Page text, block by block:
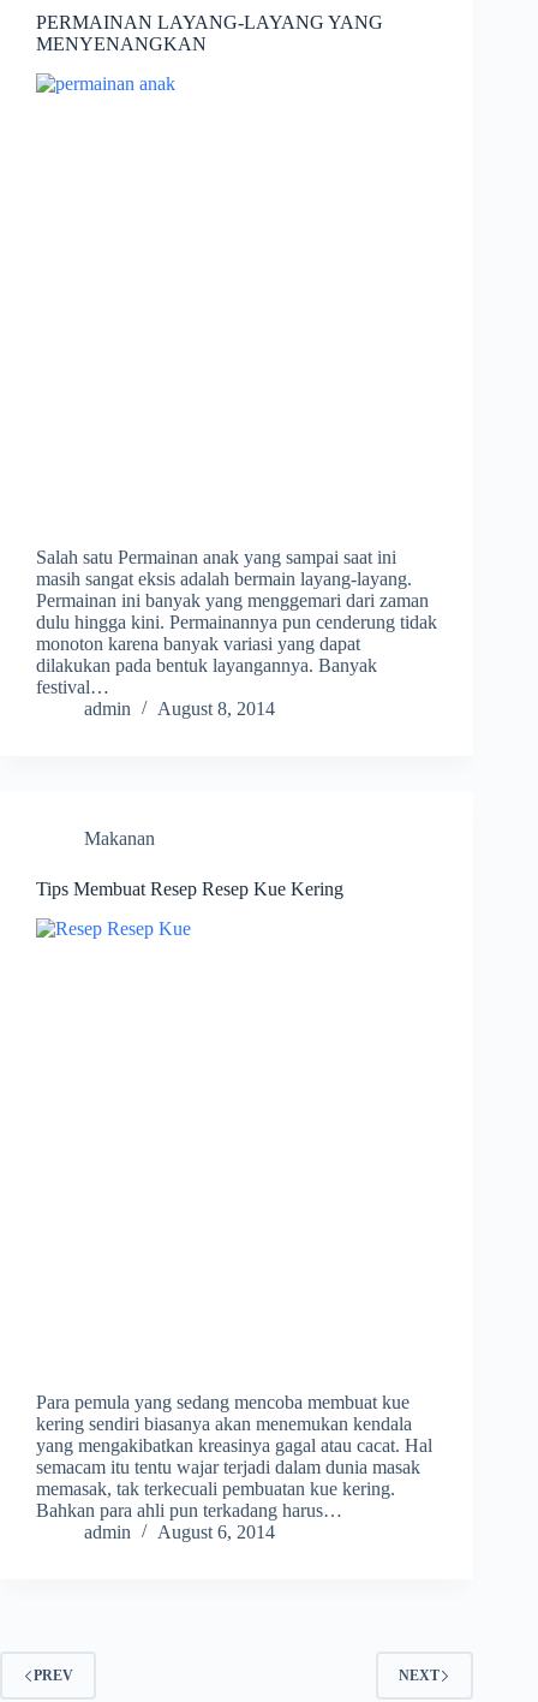
PERMAINAN LAYANG-LAYANG YANG
MENYENANGKAN
Salah satu Permainan anak yang sampai saat ini
masih sangat eksis adalah bermain layang-layang.
Permainan ini banyak yang menggemari dari zaman
dulu hingga kini. Permainannya pun cenderung tidak
monoton karena banyak variasi yang dapat
dilakukan pada bentuk layangannya. Banyak
festival…
admin
August 8, 2014
Makanan
Tips Membuat Resep Resep Kue Kering
Para pemula yang sedang mencoba membuat kue
kering sendiri biasanya akan menemukan kendala
yang mengakibatkan kreasinya gagal atau cacat. Hal
semacam itu tentu wajar terjadi dalam dunia masak
memasak, tak terkecuali pembuatan kue kering.
Bahkan para ahli pun terkadang harus…
admin
August 6, 2014
PREV NEXT